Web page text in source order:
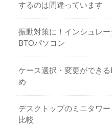
するのは間違っています
振動対策に！インシュレ
BTOパソコン
ケース選択・変更ができ
め
デスクトップのミニタワ
比較